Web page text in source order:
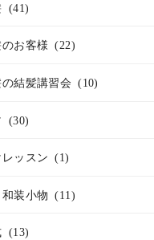
(41)
のお客様 (22)
の結髪講習会 (10)
(30)
ッスン (1)
装小物 (11)
(13)